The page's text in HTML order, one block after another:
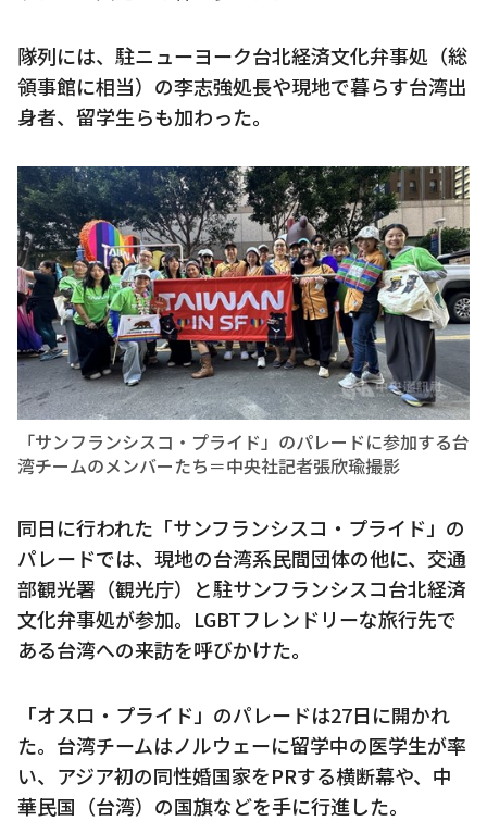
隊列には、駐ニューヨーク台北経済文化弁事処（総
領事館に相当）の李志強処長や現地で暮らす台湾出
身者、留学生らも加わった。
「サンフランシスコ・プライド」のパレードに参加する台
湾チームのメンバーたち＝中央社記者張欣瑜撮影
同日に行われた「サンフランシスコ・プライド」の
パレードでは、現地の台湾系民間団体の他に、交通
部観光署（観光庁）と駐サンフランシスコ台北経済
文化弁事処が参加。LGBTフレンドリーな旅行先で
ある台湾への来訪を呼びかけた。
「オスロ・プライド」のパレードは27日に開かれ
た。台湾チームはノルウェーに留学中の医学生が率
い、アジア初の同性婚国家をPRする横断幕や、中
華民国（台湾）の国旗などを手に行進した。